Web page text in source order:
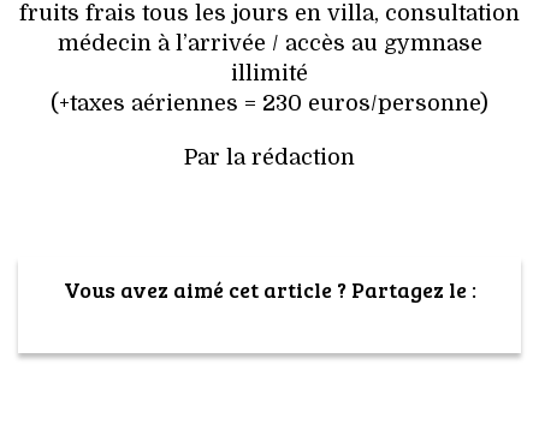
fruits frais tous les jours en villa, consultation
médecin à l’arrivée / accès au gymnase
illimité
(+taxes aériennes = 230 euros/personne)
Par la rédaction
Vous avez aimé cet article ? Partagez le :